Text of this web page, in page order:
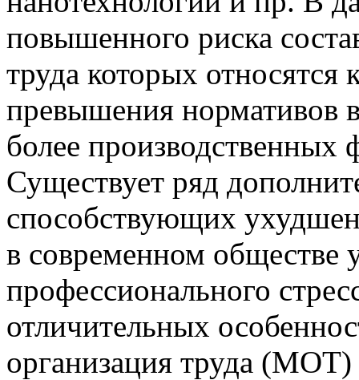
повышенного риска
труда которых
превышения нормативов
более производственных
Существует ряд
способствующих
в современном обществе
профессионального
отличительных
организация труда (МОТ)